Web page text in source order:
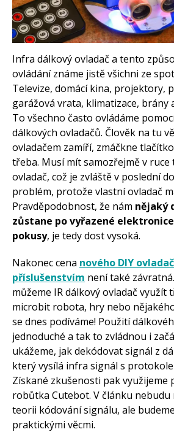
Arduino
Arduino
Arduino
Arduino
Tinylab
Videa
Koupit
Infra dálkový ovladač a tento
ovládání známe jistě všichni ze
Televize, domácí kina, projektory,
garážová vrata, klimatizace, brány
To všechno často ovládáme
dálkových ovladačů. Člověk na tu
ovladačem zamíří, zmáčkne
třeba. Musí mít samozřejmě v ruce
ovladač, což je zvláště v poslední
problém, protože vlastní ovladač
Pravděpodobnost, že nám nějaký
zůstane po vyřazené
pokusy, je tedy dost vysoká.
Nakonec cena nového DIY
příslušenstvím není také
můžeme IR dálkový ovladač využít
microbit robota, hry nebo
se dnes podíváme! Použití
jednoduché a tak to zvládnou i
ukážeme, jak dekódovat signál z
který vysílá infra signál s
Získané zkušenosti pak využijeme
robůtka Cutebot. V článku
teorii kódování signálu, ale
praktickými věcmi.